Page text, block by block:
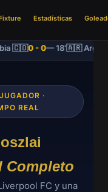
Estadísticas
🇨🇴0 - 0— 18'🇦🇷
·
REAL
Completo
FC y una